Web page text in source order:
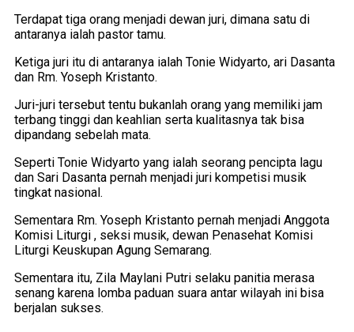
Terdapat tiga orang menjadi dewan juri, dimana satu di
antaranya ialah pastor tamu.
Ketiga juri itu di antaranya ialah Tonie Widyarto, ari Dasanta
dan Rm. Yoseph Kristanto.
Juri-juri tersebut tentu bukanlah orang yang memiliki jam
terbang tinggi dan keahlian serta kualitasnya tak bisa
dipandang sebelah mata.
Seperti Tonie Widyarto yang ialah seorang pencipta lagu
dan Sari Dasanta pernah menjadi juri kompetisi musik
tingkat nasional.
Sementara Rm. Yoseph Kristanto pernah menjadi Anggota
Komisi Liturgi , seksi musik, dewan Penasehat Komisi
Liturgi Keuskupan Agung Semarang.
Sementara itu, Zila Maylani Putri selaku panitia merasa
senang karena lomba paduan suara antar wilayah ini bisa
berjalan sukses.